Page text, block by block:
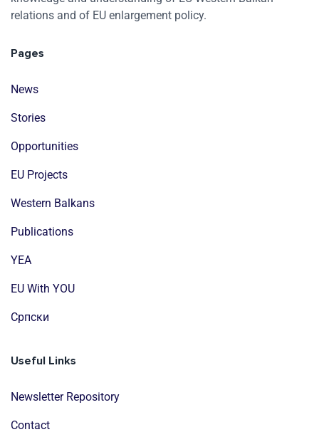
relations and of EU enlargement policy.
Pages
News
Stories
Opportunities
EU Projects
Western Balkans
Publications
YEA
EU With YOU
Cрпски
Useful Links
Newsletter Repository
Contact